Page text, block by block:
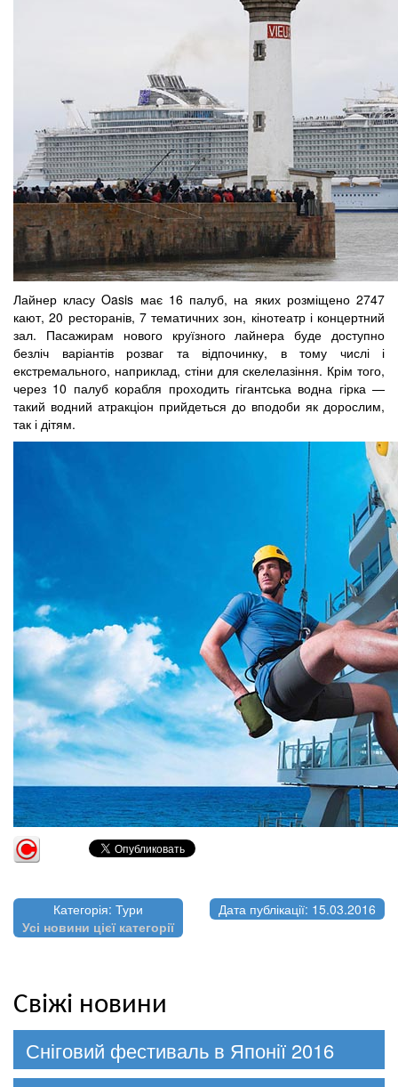
Лайнер класу Oasis має 16 палуб, на яких розміщено 2747
кают, 20 ресторанів, 7 тематичних зон, кінотеатр і концертний
зал. Пасажирам нового круїзного лайнера буде доступно
безліч варіантів розваг та відпочинку, в тому числі і
екстремального, наприклад, стіни для скелелазіння. Крім того,
через 10 палуб корабля проходить гігантська водна гірка —
такий водний атракціон прийдеться до вподоби як дорослим,
так і дітям.
Категорія: Тури
Усі новини цієї категорії
Дата публікації: 15.03.2016
Свіжі новини
Сніговий фестиваль в Японії 2016